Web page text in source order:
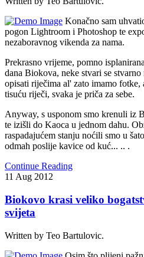
Konačno sam
pogon Lightroom i Photoshop te
nezaboravnog vikenda za nama.
Prekrasno vrijeme, pomno
dana Biokova, neke stvari se
opisati riječima al' zato imamo fotke,
tisuću riječi, svaka je priča za sebe.
Anyway, s usponom smo krenuli iz
te izišli do Kaoca u jednom dahu.
raspadajućem stanju noćili smo u
odmah poslije kavice od kuć... .. .
Continue Reading
11 Aug 2012
Biokovo krasi veliko
svijeta
Written by Teo Bartulovic.